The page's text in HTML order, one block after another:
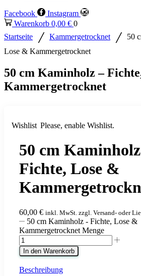
Facebook
Instagram
Warenkorb 0,00 € 0
Startseite
/ Kammergetrocknet / 50
Lose & Kammergetrocknet
50 cm Kaminholz –
Kammergetrocknet
Wishlist Please, enable Wishlist.
50 cm
Fichte, Lose &
60,00 € inkl. MwSt. zzgl. Versand- oder
50 cm Kaminholz - Fichte, Lose &
Kammergetrocknet Menge
In den Warenkorb
Beschreibung